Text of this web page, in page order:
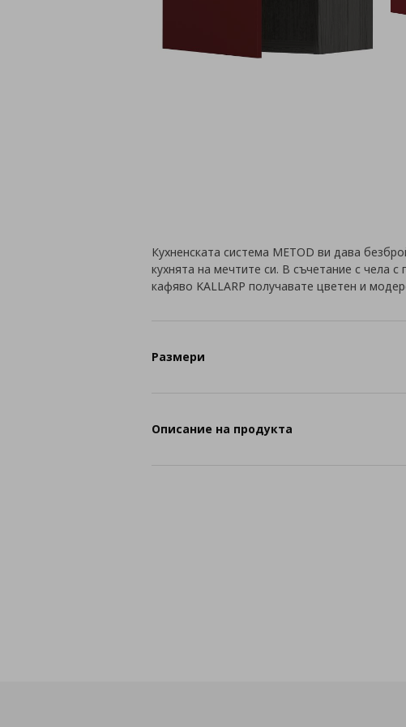
Кухненската система METOD ви дава
кухнята на мечтите си. В съчетание с чела
кафяво KALLARP получавате цветен и
Размери
Описание на продукта